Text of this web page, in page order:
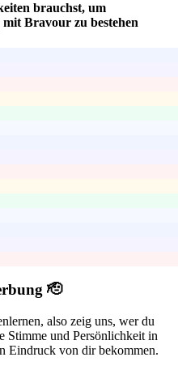
brauchst, um
Bravour zu bestehen
🫡
also zeig uns, wer du
Stimme und Persönlichkeit in
Eindruck von dir bekommen.